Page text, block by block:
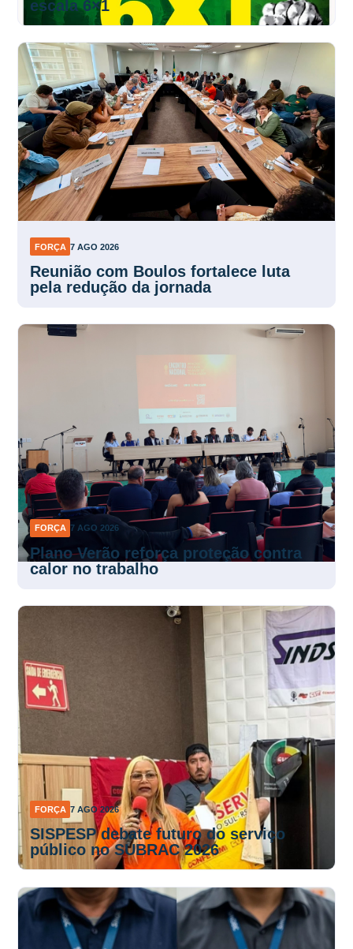
Reunião com Boulos fortalece luta
pela redução da jornada
FORÇA 7 AGO 2026
Plano Verão reforça proteção contra
calor no trabalho
FORÇA 7 AGO 2026
SISPESP debate futuro do serviço
público no SUBRAC 2026